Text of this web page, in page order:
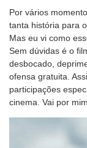
Por vários
tanta história para
Mas eu vi como
Sem dúvidas é o
desbocado,
ofensa gratuita.
participações
cinema. Vai por